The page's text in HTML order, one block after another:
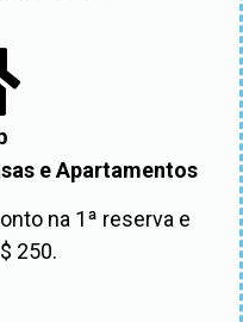
e Apartamentos
na 1ª reserva e
250.